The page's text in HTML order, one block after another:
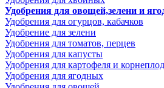
Удобрения для овощей,зелени и
Удобрения для огурцов, кабачков
Удобрение для зелени
Удобрения для томатов, перцев
Удобрения для капусты
Удобрения для картофеля и
Удобрения для ягодных